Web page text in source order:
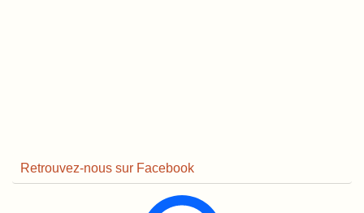
Retrouvez-nous sur Facebook